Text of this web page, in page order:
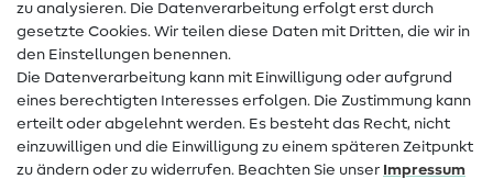
Infos zum Betreiberwechsel
Widerrufsrecht
Beliebt
zu analysieren. Die Datenverarbeitung erfolgt erst durch
gesetzte Cookies. Wir teilen diese Daten mit Dritten, die wir in
den Einstellungen benennen.
Die Datenverarbeitung kann mit Einwilligung oder aufgrund
eines berechtigten Interesses erfolgen. Die Zustimmung kann
erteilt oder abgelehnt werden. Es besteht das Recht, nicht
einzuwilligen und die Einwilligung zu einem späteren Zeitpunkt
zu ändern oder zu widerrufen. Beachten Sie unser Impressum